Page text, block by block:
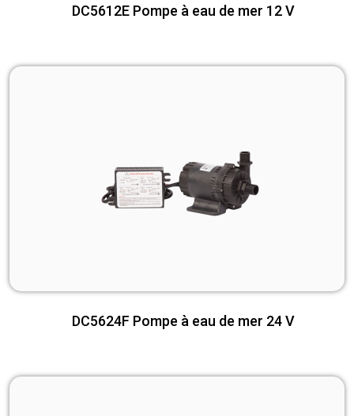
DC5612E Pompe à eau de mer 12 V
DC5624F Pompe à eau de mer 24 V